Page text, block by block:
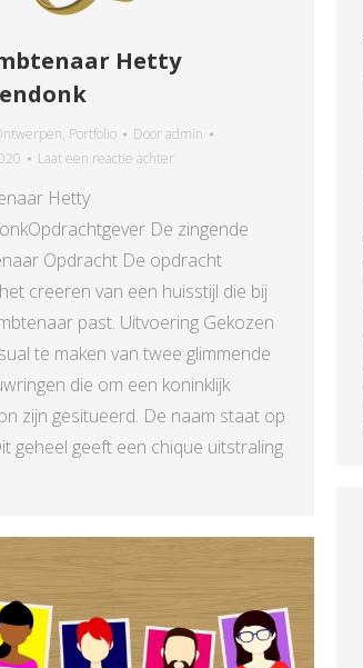
Hetty
, Portfolio Dooradmin
Laat een reactie achter
Hetty
De zingende
Opdracht De opdracht
creeren van een huisstijl die bij
past. Uitvoering Gekozen
te maken van twee glimmende
die om een koninklijk
zijn gesitueerd. De naam staat op
geheel geeft een chique uitstraling